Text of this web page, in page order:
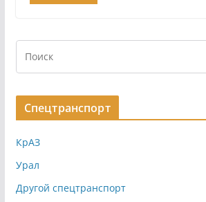
Спецтранспорт
КрАЗ
Урал
Другой спецтранспорт